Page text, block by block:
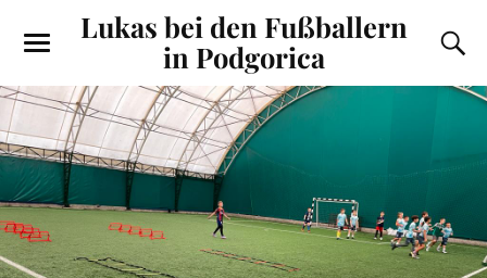
Lukas bei den Fußballern
in Podgorica